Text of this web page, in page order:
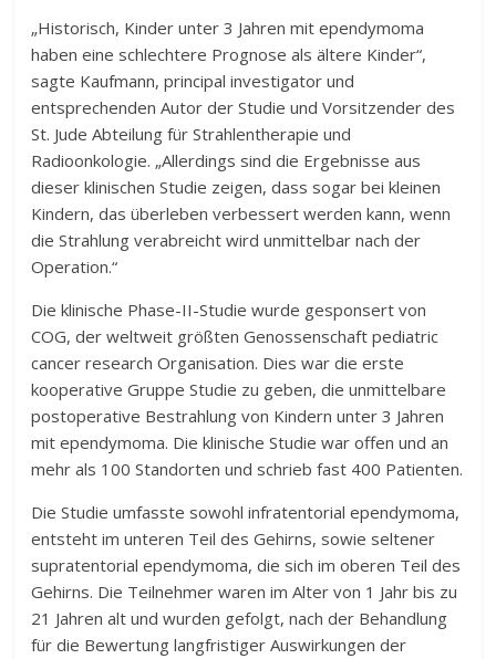
„Historisch, Kinder unter 3 Jahren mit ependymoma
haben eine schlechtere Prognose als ältere Kinder“,
sagte Kaufmann, principal investigator und
entsprechenden Autor der Studie und Vorsitzender des
St. Jude Abteilung für Strahlentherapie und
Radioonkologie. „Allerdings sind die Ergebnisse aus
dieser klinischen Studie zeigen, dass sogar bei kleinen
Kindern, das überleben verbessert werden kann, wenn
die Strahlung verabreicht wird unmittelbar nach der
Operation.“
Die klinische Phase-II-Studie wurde gesponsert von
COG, der weltweit größten Genossenschaft pediatric
cancer research Organisation. Dies war die erste
kooperative Gruppe Studie zu geben, die unmittelbare
postoperative Bestrahlung von Kindern unter 3 Jahren
mit ependymoma. Die klinische Studie war offen und an
mehr als 100 Standorten und schrieb fast 400 Patienten.
Die Studie umfasste sowohl infratentorial ependymoma,
entsteht im unteren Teil des Gehirns, sowie seltener
supratentorial ependymoma, die sich im oberen Teil des
Gehirns. Die Teilnehmer waren im Alter von 1 Jahr bis zu
21 Jahren alt und wurden gefolgt, nach der Behandlung
für die Bewertung langfristiger Auswirkungen der